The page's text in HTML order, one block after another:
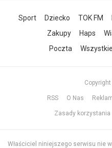
Sport Dziecko TOK FM
Zakupy
Haps
Poczta
RSS O Nas
Zasady korzystania
Właściciel niniejszego serwisu nie